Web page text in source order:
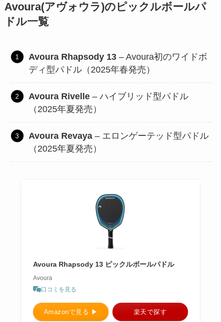
Avoura(アヴォウラ)のピックルボールパ
ドル一覧
Avoura Rhapsody 13 – Avoura初のワイドボ
ディ型パドル（2025年春発売）
Avoura Rivelle – ハイブリッド型パドル
（2025年夏発売）
Avoura Revaya – エロンゲーテッド型パドル
（2025年夏発売）
Avoura Rhapsody 13 ピックルボールパドル
Avoura
口コミを見る
Amazonで見る ▶︎ 楽天で探す